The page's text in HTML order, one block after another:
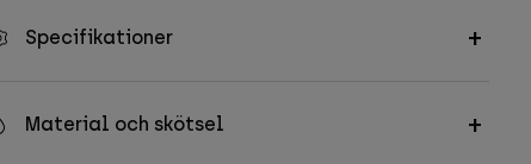
Specifikationer
Material och skötsel